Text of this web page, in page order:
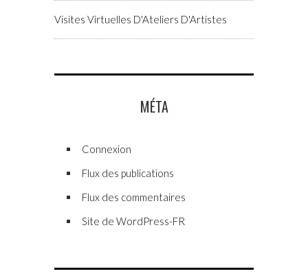
Visites Virtuelles D'Ateliers D'Artistes
MÉTA
Connexion
Flux des publications
Flux des commentaires
Site de WordPress-FR